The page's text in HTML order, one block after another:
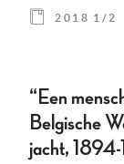
2018 1/2
“Een
Belgische
jacht,